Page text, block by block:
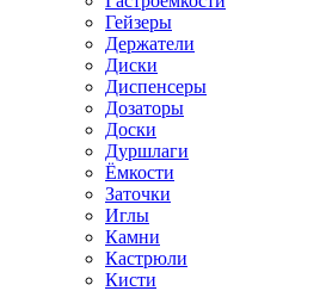
Гейзеры
Держатели
Диски
Диспенсеры
Дозаторы
Доски
Дуршлаги
Ёмкости
Заточки
Иглы
Камни
Кастрюли
Кисти